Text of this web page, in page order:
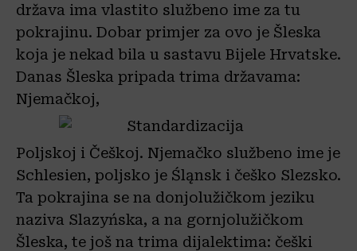
država ima vlastito službeno ime za tu
pokrajinu. Dobar primjer za ovo je Šleska
koja je nekad bila u sastavu Bijele Hrvatske.
Danas Šleska pripada trima državama:
Njemačkoj,
Poljskoj i Češkoj. Njemačko službeno ime je
Schlesien, poljsko je Śląnsk i češko Slezsko.
Ta pokrajina se na donjolužičkom jeziku
naziva Slazyńska, a na gornjolužičkom
Šleska, te još na trima dijalektima: češki